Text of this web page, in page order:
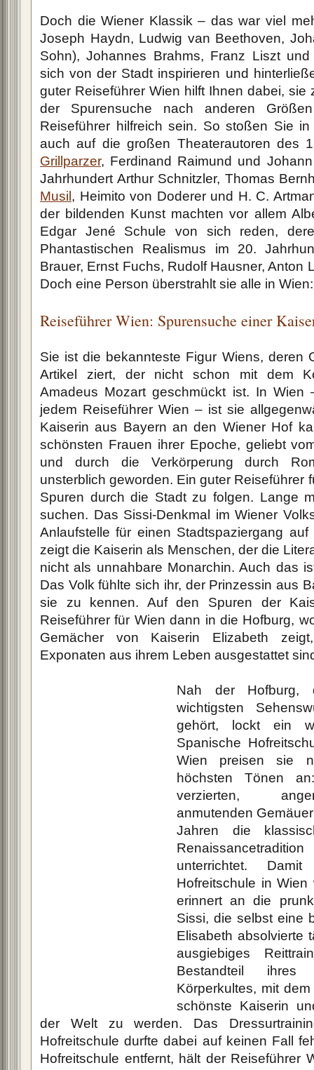
Doch die Wiener Klassik – das war viel
Joseph Haydn, Ludwig van Beethoven,
Sohn), Johannes Brahms, Franz Liszt
sich von der Stadt inspirieren und
guter Reiseführer Wien hilft Ihnen dabei, sie
der Spurensuche nach anderen
Reiseführer hilfreich sein. So stoßen Sie
auch auf die großen Theaterautoren des
Grillparzer, Ferdinand Raimund und
Jahrhundert Arthur Schnitzler, Thomas
Musil , Heimito von Doderer und H. C.
der bildenden Kunst machten vor allem
Edgar Jené Schule von sich reden,
Phantastischen Realismus im 20.
Brauer, Ernst Fuchs, Rudolf Hausner, Anton
Doch eine Person überstrahlt sie alle in
Reiseführer Wien: Spurensuche einer
Sie ist die bekannteste Figur Wiens, deren
Artikel ziert, der nicht schon mit dem
Amadeus Mozart geschmückt ist. In
jedem Reiseführer Wien – ist sie
Kaiserin aus Bayern an den Wiener Hof
schönsten Frauen ihrer Epoche, geliebt
und durch die Verkörperung durch
unsterblich geworden. Ein guter Reiseführer
Spuren durch die Stadt zu folgen. Lange
suchen. Das Sissi-Denkmal im Wiener
Anlaufstelle für einen Stadtspaziergang
zeigt die Kaiserin als Menschen, der die
nicht als unnahbare Monarchin. Auch das
Das Volk fühlte sich ihr, der Prinzessin aus
sie zu kennen. Auf den Spuren der
Reiseführer für Wien dann in die Hofburg,
Gemächer von Kaiserin Elizabeth
Exponaten aus ihrem Leben ausgestattet
Nah der Hofburg,
wichtigsten
gehört, lockt ein
Spanische
Wien preisen sie
höchsten Tönen
verzierten,
anmutenden
Jahren die
unterrichtet.
Hofreitschule in
erinnert an die
Sissi, die selbst eine
Elisabeth absolvierte
ausgiebiges
Bestandteil ihres
Körperkultes, mit
schönste Kaiserin
der Welt zu werden. Das
Hofreitschule durfte dabei auf keinen Fall
Hofreitschule entfernt, hält der Reiseführer